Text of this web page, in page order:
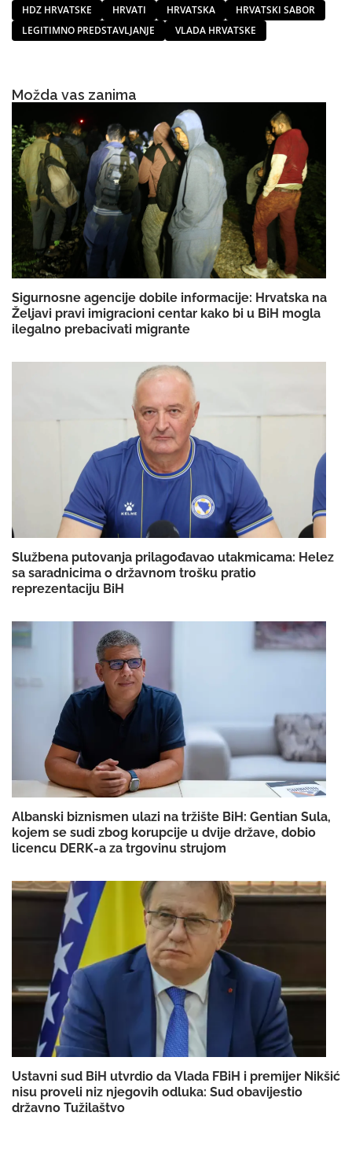
HDZ HRVATSKE HRVATI HRVATSKA
HRVATSKI SABOR
LEGITIMNO PREDSTAVLJANJE
VLADA HRVATSKE
Možda vas zanima
Sigurnosne agencije dobile informacije: Hrvatska na
Željavi pravi imigracioni centar kako bi u BiH mogla
ilegalno prebacivati migrante
Službena putovanja prilagođavao utakmicama: Helez
sa saradnicima o državnom trošku pratio
reprezentaciju BiH
Albanski biznismen ulazi na tržište BiH: Gentian Sula,
kojem se sudi zbog korupcije u dvije države, dobio
licencu DERK-a za trgovinu strujom
Ustavni sud BiH utvrdio da Vlada FBiH i premijer Nikšić
nisu proveli niz njegovih odluka: Sud obavijestio
državno Tužilaštvo